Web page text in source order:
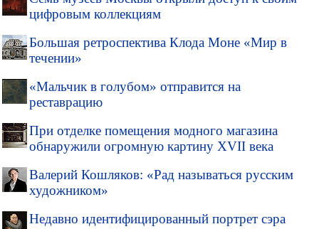
цифровым коллекциям
Большая ретроспектива Клода Моне «Мир в
течении»
«Мальчик в голубом» отправится на
реставрацию
При отделке помещения модного магазина
обнаружили огромную картину XVII века
Валерий Кошляков: «Рад называться русским
художником»
Недавно идентифицированный портрет сэра